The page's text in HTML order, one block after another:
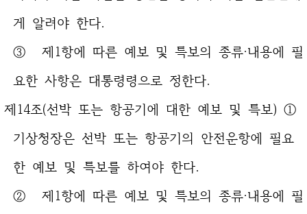
게 알려야 한다.
③ 제1항에 따른 예보 및 특보의 종류·내용에 필
요한 사항은 대통령령으로 정한다.
제14조(선박 또는 항공기에 대한 예보 및 특보) ①
기상청장은 선박 또는 항공기의 안전운항에 필요
한 예보 및 특보를 하여야 한다.
② 제1항에 따른 예보 및 특보의 종류·내용에 필